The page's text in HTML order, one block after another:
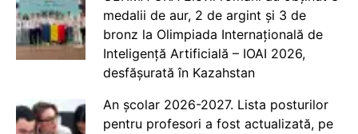
medalii de aur, 2 de argint și 3 de
bronz la Olimpiada Internațională de
Inteligență Artificială – IOAI 2026,
desfășurată în Kazahstan
An școlar 2026-2027. Lista posturilor
pentru profesori a fost actualizată, pe